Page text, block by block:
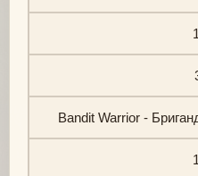
Bandit Warrior -